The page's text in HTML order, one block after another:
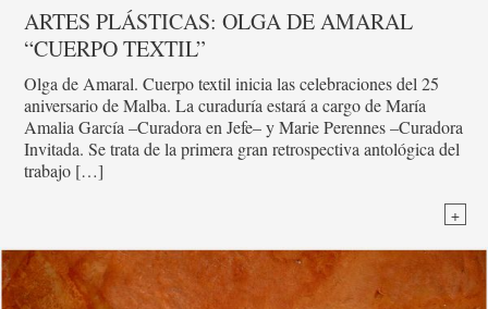
ARTES PLÁSTICAS: OLGA DE AMARAL
“CUERPO TEXTIL”
Olga de Amaral. Cuerpo textil inicia las celebraciones del 25
aniversario de Malba. La curaduría estará a cargo de María
Amalia García –Curadora en Jefe– y Marie Perennes –Curadora
Invitada. Se trata de la primera gran retrospectiva antológica del
trabajo […]
+